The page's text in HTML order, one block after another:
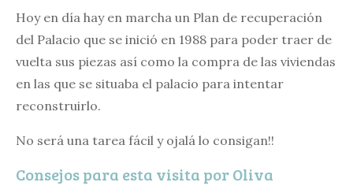
Hoy en día hay en marcha un Plan de recuperación
del Palacio que se inició en 1988 para poder traer de
vuelta sus piezas así como la compra de las viviendas
en las que se situaba el palacio para intentar
reconstruirlo.
No será una tarea fácil y ojalá lo consigan!!
Consejos para esta visita por Oliva